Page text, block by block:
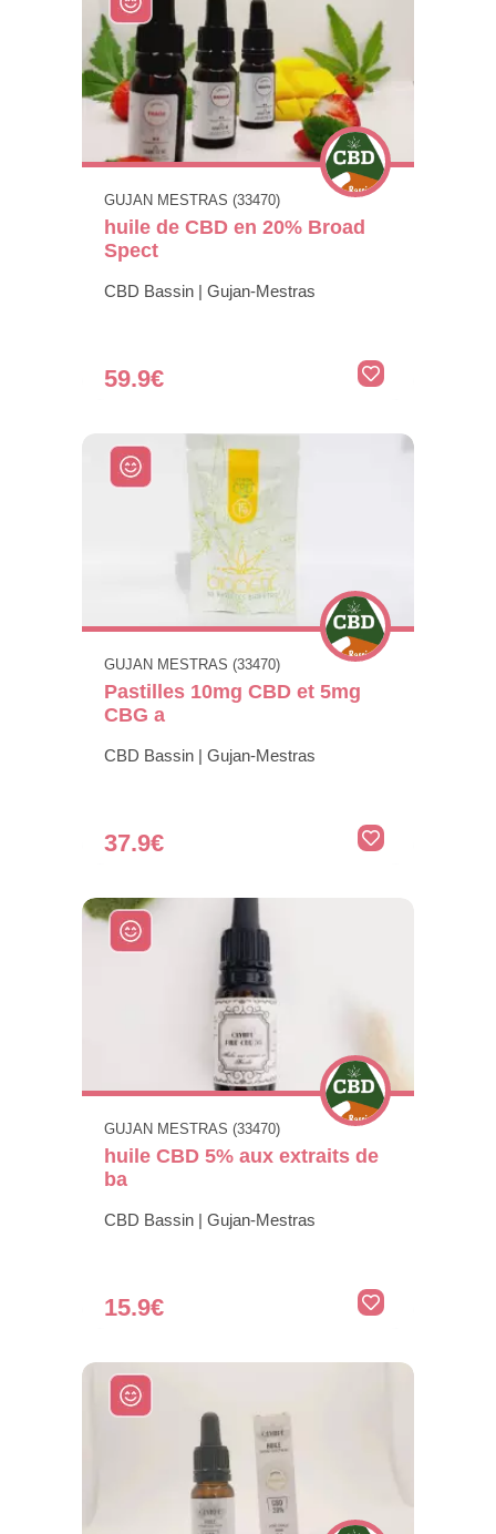
GUJAN MESTRAS (33470)
huile de CBD en 20% Broad
Spect
CBD Bassin | Gujan-Mestras
59.9€
GUJAN MESTRAS (33470)
Pastilles 10mg CBD et 5mg
CBG a
CBD Bassin | Gujan-Mestras
37.9€
GUJAN MESTRAS (33470)
huile CBD 5% aux extraits de
ba
CBD Bassin | Gujan-Mestras
15.9€